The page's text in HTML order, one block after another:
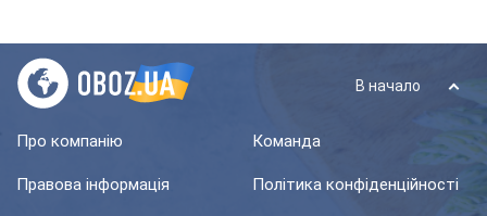
В начало
Про компанію Команда
Правова інформація Політика конфіденційності